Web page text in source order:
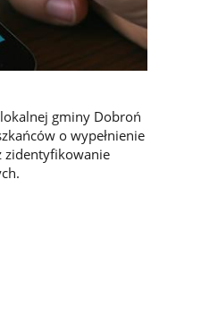
gminy Dobroń
o wypełnienie
zidentyfikowanie